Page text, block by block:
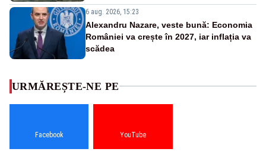
6 aug. 2026, 15:23
Alexandru Nazare, veste bună: Economia
României va crește în 2027, iar inflația va
scădea
URMĂREȘTE-NE PE
Facebook YouTube